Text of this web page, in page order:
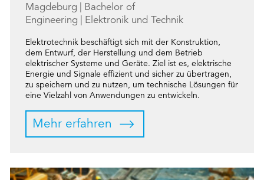
Magdeburg
Bachelor of
Engineering
Elektronik und Technik
Elektrotechnik beschäftigt sich mit der Konstruktion,
dem Entwurf, der Herstellung und dem Betrieb
elektrischer Systeme und Geräte. Ziel ist es, elektrische
Energie und Signale effizient und sicher zu übertragen,
zu speichern und zu nutzen, um technische Lösungen für
eine Vielzahl von Anwendungen zu entwickeln.
Mehr erfahren